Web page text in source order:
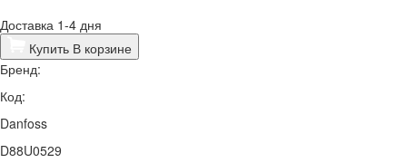
Доставка 1-4 дня
Купить В корзине
Бренд:
Код:
Danfoss
D88U0529